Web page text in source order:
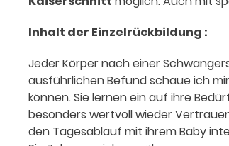
Inhalt der Einzelrückbildung :
Jeder Körper nach einer
ausführlichen Befund schaue ich
können. Sie lernen ein auf ihre
besonders wertvoll wieder
den Tagesablauf mit ihrem Baby